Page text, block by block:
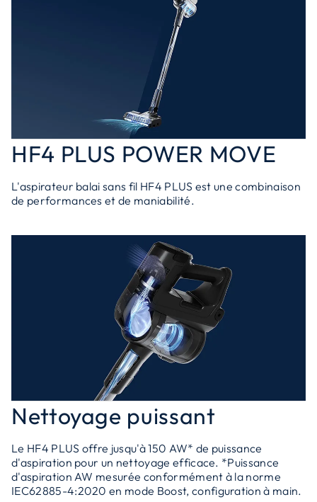
HF4 PLUS POWER MOVE
L'aspirateur balai sans fil HF4 PLUS est une combinaison
de performances et de maniabilité.
Nettoyage puissant
Le HF4 PLUS offre jusqu'à 150 AW* de puissance
d'aspiration pour un nettoyage efficace. *Puissance
d'aspiration AW mesurée conformément à la norme
IEC62885-4:2020 en mode Boost, configuration à main.